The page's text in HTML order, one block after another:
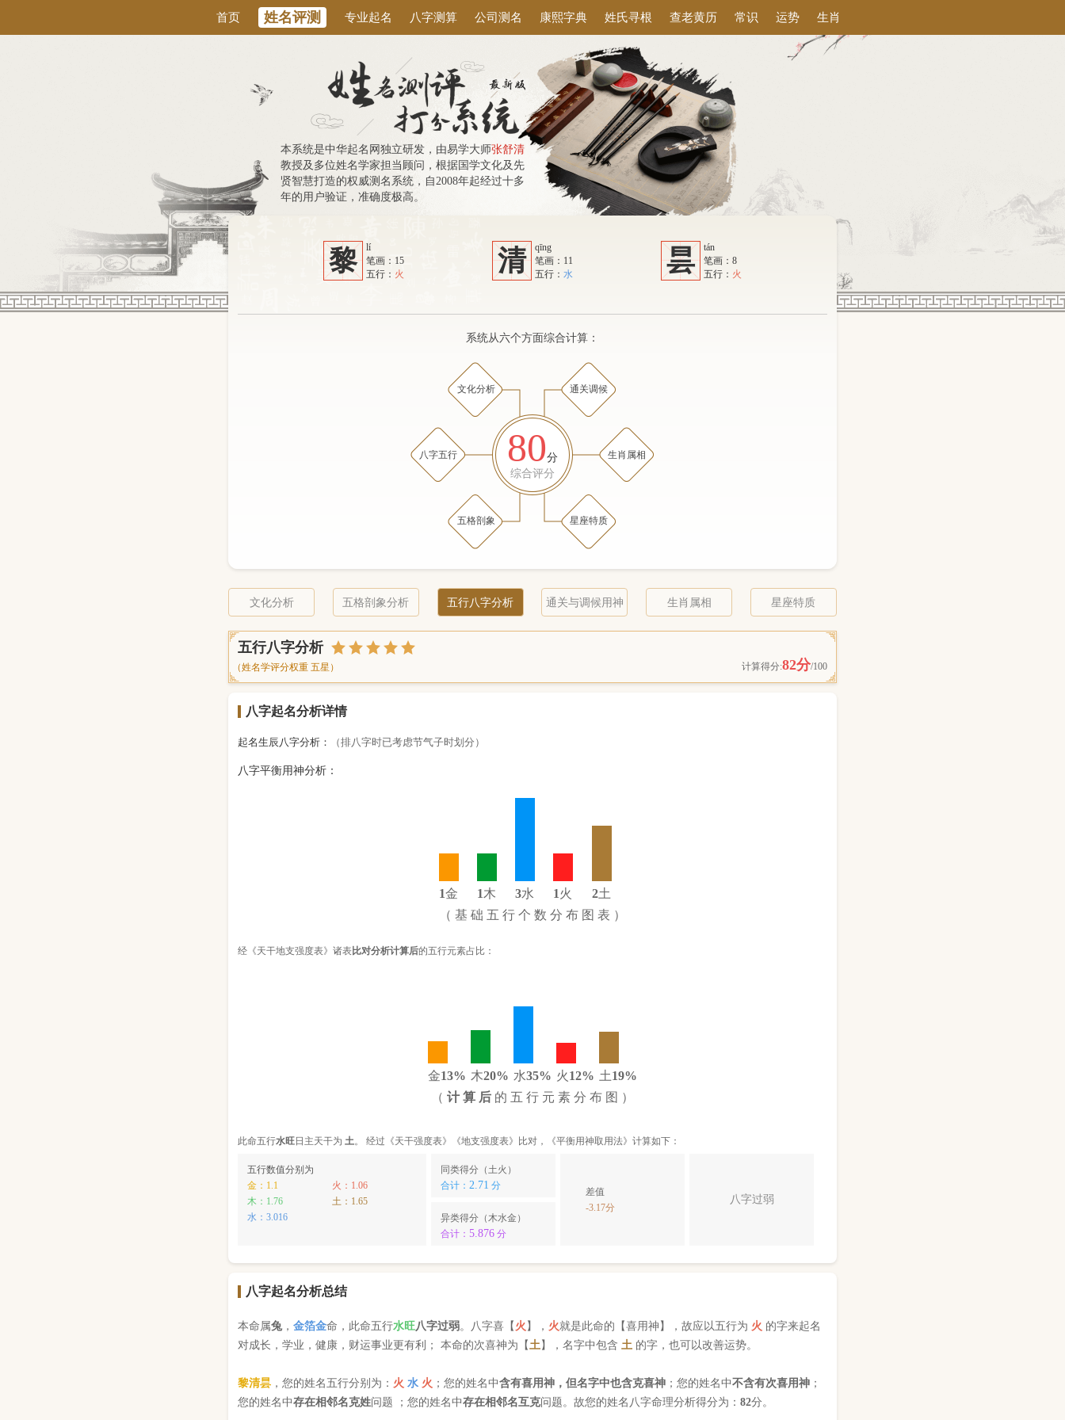
首页 姓名评测 专业起名 八字测算 公司测名 康熙字典 姓氏寻根 查老黄历 常识 运势 生肖
本系统是中华起名网独立研发，由易学大师张舒清
教授及多位姓名学家担当顾问，根据国学文化及先
贤智慧打造的权威测名系统，自2008年起经过十多
年的用户验证，准确度极高。
黎
lí
笔画：15
五行： 火 清
qīng
笔画：11
五行： 水 昙
tán
笔画：8
五行： 火
系统从六个方面综合计算：
八字五行
文化分析
五格剖象
生肖属相
通关调候
星座特质
80分
综合评分
文化分析 五格剖象分析 五行八字分析 通关与调候用神 生肖属相 星座特质
五行八字分析
计算得分:82分/100
（姓名学评分权重 五星）
八字起名分析详情
起名生辰八字分析： （排八字时已考虑节气子时划分）
八字平衡用神分析：
1金 1木 3水 1 火 2土
（ 基 础 五 行 个 数 分 布 图 表 ）
经《天干地支强度表》诸表比对分析计算后的五行元素占比：
金13% 木20% 水35% 火12% 土19%
（ 计 算 后 的 五 行 元 素 分 布 图 ）
此命五行水旺日主天干为土。 经过《天干强度表》《地支强度表》比对，《平衡用神取用法》计算如下：
五行数值分别为
金：1.1
火：1.06
木：1.76
土：1.65
水：3.016
同类得分（土火）
合计：2.71 分
异类得分（木水金）
合计：5.876 分
八字过弱
差值
-3.17分
八字起名分析总结
本命属兔 ，金箔金命，此命五行水旺八字过弱。八字喜【 火 】， 火就是此命的【喜用神】，故应以五行为 火 的字来起名
对成长，学业，健康，财运事业更有利； 本命的次喜神为【土】，名字中包含土 的字，也可以改善运势。
黎清昙 ，您的姓名五行分别为： 火 水 火 ；您的姓名中含有喜用神，但名字中也含克喜神 ；您的姓名中不含有次喜用神 ；
您的姓名中存在相邻名克姓问题 ；您的姓名中存在相邻名互克问题。故您的姓名八字命理分析得分为：82分。